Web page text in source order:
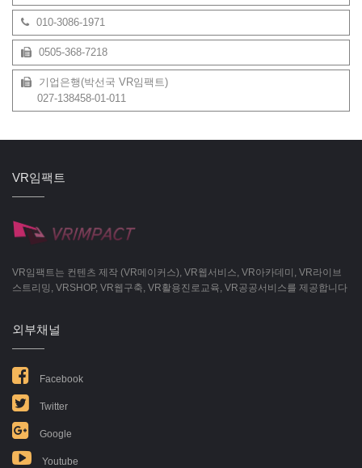
010-3086-1971
0505-368-7218
기업은행(박선국 VR임팩트)
027-138458-01-011
VR임팩트
VR임팩트는 컨텐츠 제작 (VR메이커스), VR웹서비스, VR아카데미, VR라이브
스트리밍, VRSHOP, VR웹구축, VR활용진로교육, VR공공서비스를 제공합니다
외부채널
Facebook
Twitter
Google
Youtube